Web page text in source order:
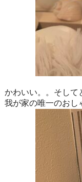
かわいい。。そして
我が家の唯一のおし